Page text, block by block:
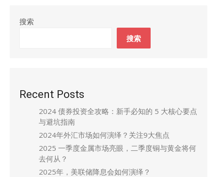
搜索
搜索
Recent Posts
2024 债券投资全攻略：新手必知的 5 大核心要点
与避坑指南
2024年外汇市场如何演绎？关注9大焦点
2025 一季度金属市场亮眼，二季度铜与黄金将何
去何从？
2025年，美联储降息会如何演绎？